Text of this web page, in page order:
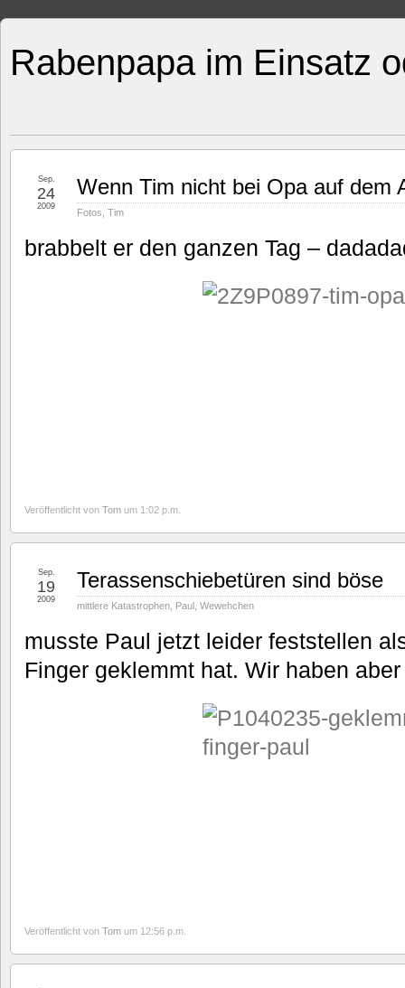
Rabenpapa im Einsatz
Wenn Tim nicht bei Opa auf dem
Fotos Tim
Sep.
24
2009
brabbelt er den ganzen Tag –
Veröffentlicht von Tom um 1:02 p.m.
Terassenschiebetüren sind böse
mittlere Katastrophen Paul Wewehchen
Sep.
19
2009
musste Paul jetzt leider feststellen
Finger geklemmt hat. Wir haben
Veröffentlicht von Tom um 12:56 p.m.